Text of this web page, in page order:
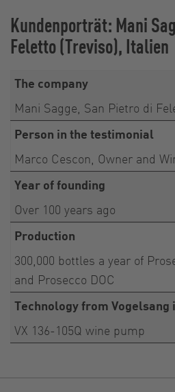
Kundenporträt: Mani
Feletto (Treviso), Italien
The company
Mani Sagge, San Pietro di
Person in the testimonial
Marco Cescon, Owner and
Year of founding
Over 100 years ago
Production
300,000 bottles a year of
and Prosecco DOC
Technology from Vogelsang
VX 136-105Q wine pump